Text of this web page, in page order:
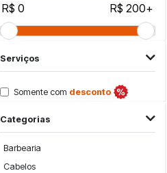
R$ 0 R$ 200+
Serviços
Somente com desconto
Categorias
Barbearia
Cabelos